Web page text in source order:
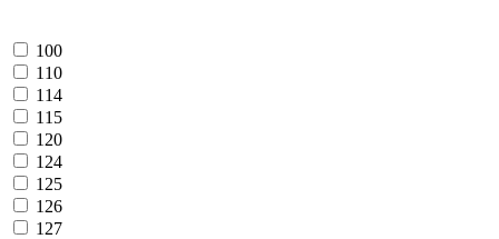
100
110
114
115
120
124
125
126
127